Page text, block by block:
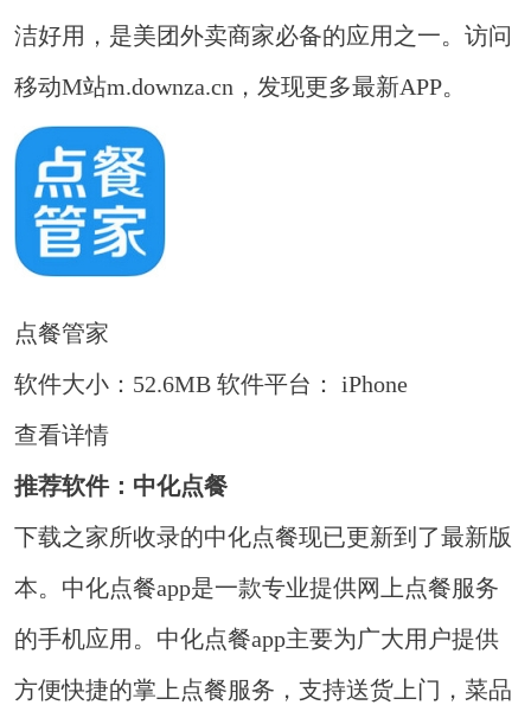
洁好用，是美团外卖商家必备的应用之一。访问
移动M站m.downza.cn，发现更多最新APP。
点餐管家
软件大小：52.6MB 软件平台： iPhone
查看详情
推荐软件：中化点餐
下载之家所收录的中化点餐现已更新到了最新版
本。中化点餐app是一款专业提供网上点餐服务
的手机应用。中化点餐app主要为广大用户提供
方便快捷的掌上点餐服务，支持送货上门，菜品